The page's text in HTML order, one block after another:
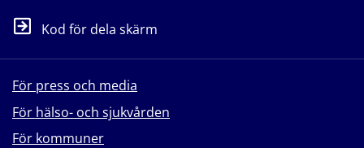
Kod för dela skärm
För press och media
För hälso- och sjukvården
För kommuner